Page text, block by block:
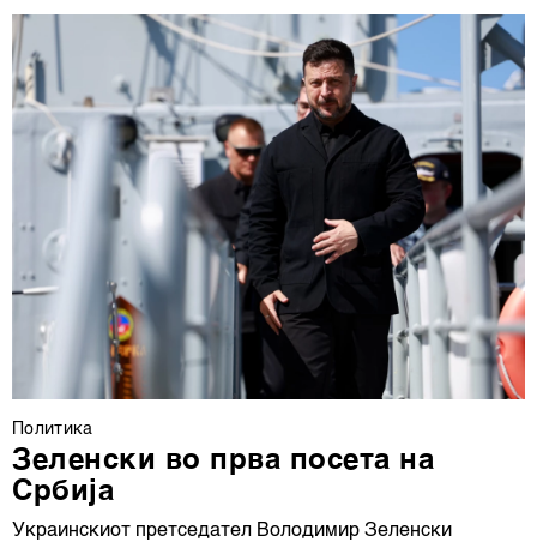
Политика
Зеленски во прва посета на
Србија
Украинскиот претседател Володимир Зеленски